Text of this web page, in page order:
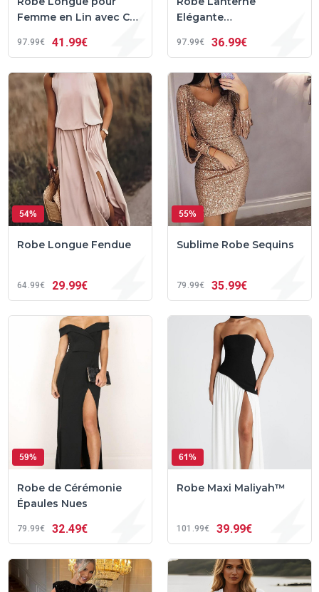
Femme en Lin avec Col
Manches Longues –
97 99€ 41 99€
Elégante
97 99€ 36 99€
54%
Robe Longue Fendue
64 99€ 29 99€
55%
Sublime Robe Sequins
79 99€ 35 99€
59%
Robe de Cérémonie
Épaules Nues
79 99€ 32 49€
61%
Robe Maxi Maliyah™
101 99€ 39 99€